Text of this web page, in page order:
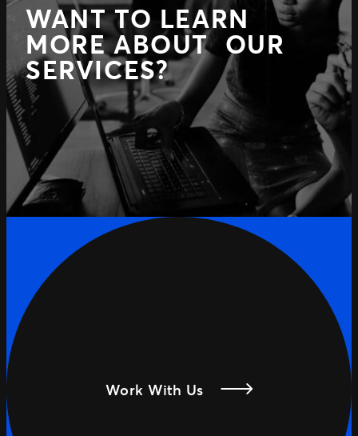
WANT TO LEARN
MORE ABOUT OUR
SERVICES?
Work With Us